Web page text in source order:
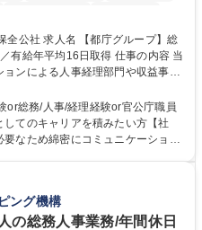
食事補助あり
ループ】総
均16日取得 仕事の内容 当
ンによる人事経理部門や収益事業
の業務をお任せいたします。研修
業務詳細 【業務詳細】■
の運営に係る管理業務 ■収益部
駅西口広場の「イベントコーナ
業 ※入社後は上記いずれかの部門
職種 【都庁グル
間未満／有給年平均16日取得
or総務/人事/経理経験or官公庁職員
てのキャリアを積みたい方【社
なため綿密にコミュニケーション
。 ■様々なプロジェクト：駐車場
た照明を兼ねた広告「ブライトサ
を生み出す活動を積極的に行って
ング機構
の総務人事業務/年間休日